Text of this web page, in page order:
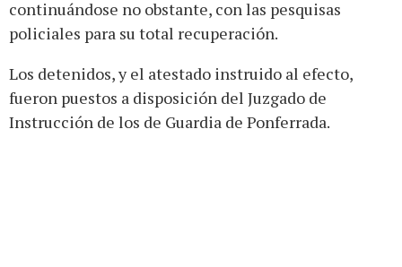
continuándose no obstante, con las pesquisas
policiales para su total recuperación.
Los detenidos, y el atestado instruido al efecto,
fueron puestos a disposición del Juzgado de
Instrucción de los de Guardia de Ponferrada.